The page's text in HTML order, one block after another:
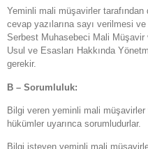
Yeminli mali müşavirler tarafından
cevap yazılarına sayı verilmesi
Serbest Muhasebeci Mali
Usul ve Esasları Hakkında
gerekir.
B – Sorumluluk:
Bilgi veren yeminli mali
hükümler uyarınca sorumludurlar.
Bilgi isteyen yeminli mali